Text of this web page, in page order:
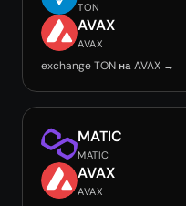
TON
AVAX
AVAX
exchange TON на AVAX →
MATIC
MATIC
AVAX
AVAX